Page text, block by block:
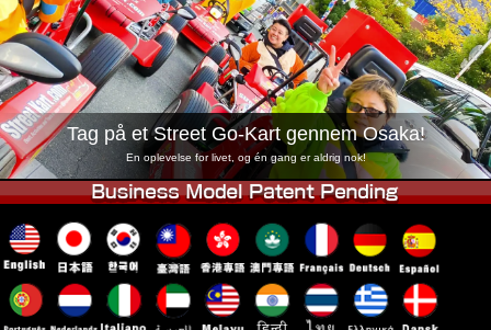
Tokyo Shinagawa Tokyo Akihabara#1
Tokyo Akihabara#2 Tokyo Shibuya
Tokyo Shibuya Annex Tokyo Bay
Tokyo Asakusa Osaka
Okinawa
Tag på et Street Go-Kart gennem Osaka!
En oplevelse for livet, og én gang er aldrig nok!